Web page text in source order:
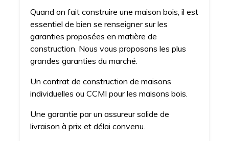
Quand on fait construire une maison bois, il est
essentiel de bien se renseigner sur les
garanties proposées en matière de
construction. Nous vous proposons les plus
grandes garanties du marché.
Un contrat de construction de maisons
individuelles ou CCMI pour les maisons bois.
Une garantie par un assureur solide de
livraison à prix et délai convenu.